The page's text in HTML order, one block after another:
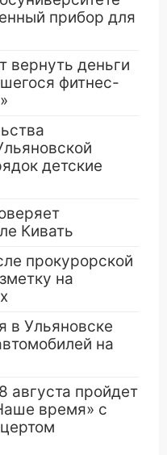
прибор для
вернуть деньги
фитнес-
детские
Кивать
прокурорской
на
в Ульяновске
на
августа пройдет
время» с